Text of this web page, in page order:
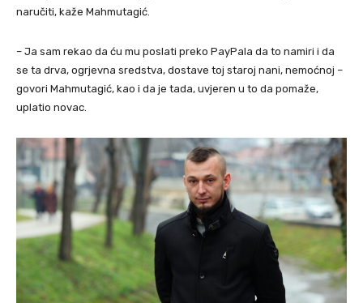
naručiti, kaže Mahmutagić.
– Ja sam rekao da ću mu poslati preko PayPala da to namiri i da
se ta drva, ogrjevna sredstva, dostave toj staroj nani, nemoćnoj –
govori Mahmutagić, kao i da je tada, uvjeren u to da pomaže,
uplatio novac.